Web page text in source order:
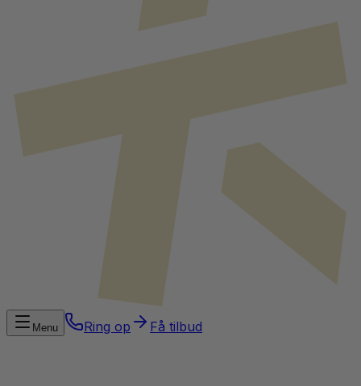
Menu Ring op Få tilbud